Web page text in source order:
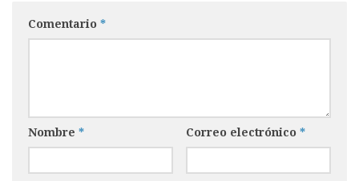
Comentario *
Nombre * Correo electrónico *